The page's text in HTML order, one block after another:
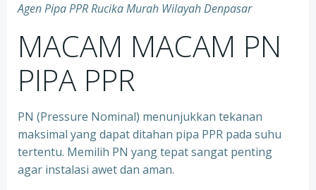
Agen Pipa PPR Rucika Murah Wilayah Denpasar
MACAM MACAM PN
PIPA PPR
PN (Pressure Nominal) menunjukkan tekanan
maksimal yang dapat ditahan pipa PPR pada suhu
tertentu. Memilih PN yang tepat sangat penting
agar instalasi awet dan aman.